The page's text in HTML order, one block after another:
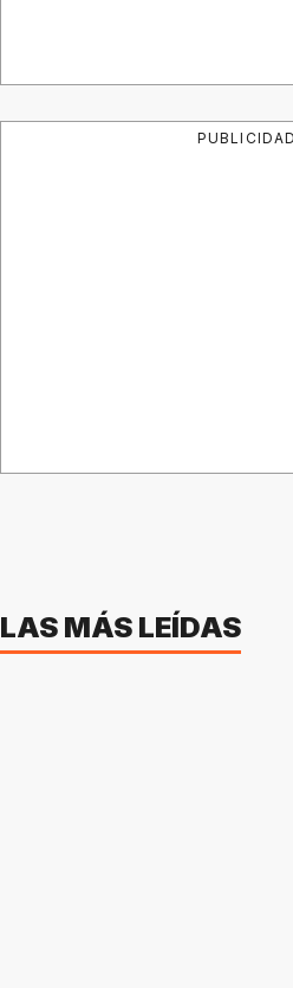
PUBLICIDAD
LAS MÁS LEÍDAS